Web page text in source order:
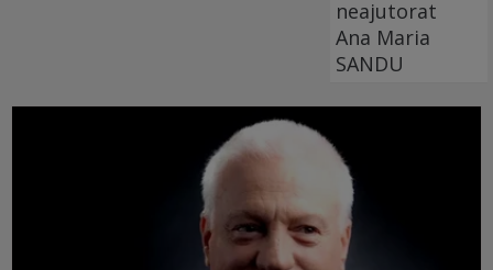
neajutorat
Ana Maria
SANDU